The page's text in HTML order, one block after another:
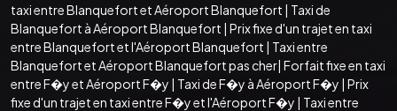
taxi entre Blanquefort et Aéroport Blanquefort | Taxi de
Blanquefort à Aéroport Blanquefort | Prix fixe d'un trajet en taxi
entre Blanquefort et l'Aéroport Blanquefort | Taxi entre
Blanquefort et Aéroport Blanquefort pas cher| Forfait fixe en taxi
entre F�y et Aéroport F�y | Taxi de F�y à Aéroport F�y | Prix
fixe d'un trajet en taxi entre F�y et l'Aéroport F�y | Taxi entre